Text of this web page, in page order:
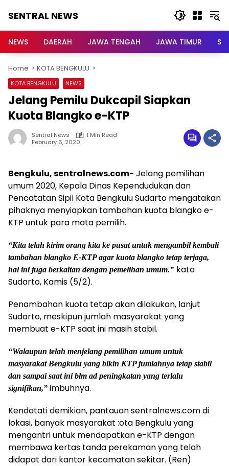
SENTRAL NEWS
NEWS
NEWS DAERAH JAWA TENGAH JAWA TIMUR
Home KOTA BENGKULU
KOTA BENGKULU NEWS
Jelang Pemilu Dukcapil Siapkan
Kuota Blangko e-KTP
Sentral News
1 Min Read
February 6, 2020
Bengkulu, sentralnews.com- Jelang pemilihan
umum 2020, Kepala Dinas Kependudukan dan
Pencatatan Sipil Kota Bengkulu Sudarto mengatakan
pihaknya menyiapkan tambahan kuota blangko e-
KTP untuk para mata pemilih.
“Kita telah kirim orang kita ke pusat untuk mengambil kembali
tambahan blangko E-KTP agar kuota blangko tetap terjaga,
hal ini juga berkaitan dengan pemelihan umum.” kata
Sudarto, Kamis (5/2).
Penambahan kuota tetap akan dilakukan, lanjut
Sudarto, meskipun jumlah masyarakat yang
membuat e-KTP saat ini masih stabil.
“Walaupun telah menjelang pemilihan umum untuk
masyarakat Bengkulu yang bikin KTP jumlahnya tetap stabil
dan sampai saat ini blm ad peningkatan yang terlalu
signifikan,” imbuhnya.
Kendatati demikian, pantauan sentralnews.com di
lokasi, banyak masyarakat :ota Bengkulu yang
mengantri untuk mendapatkan e-KTP dengan
membawa kertas tanda perekaman yang telah
didapat dari kantor kecamatan sekitar. (Ren)